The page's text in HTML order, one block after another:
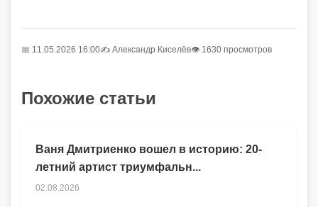
📅 11.05.2026 16:00✍️ Александр Киселёв👁 1630 просмотров
Похожие статьи
Ваня Дмитриенко вошел в историю: 20-
летний артист триумфальн...
02.08.2026